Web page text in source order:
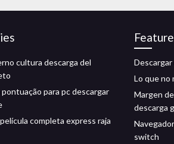
cultura descarga del
pontuação para pc descargar
completa express raja
Lo que no
Margen
descarga
switch